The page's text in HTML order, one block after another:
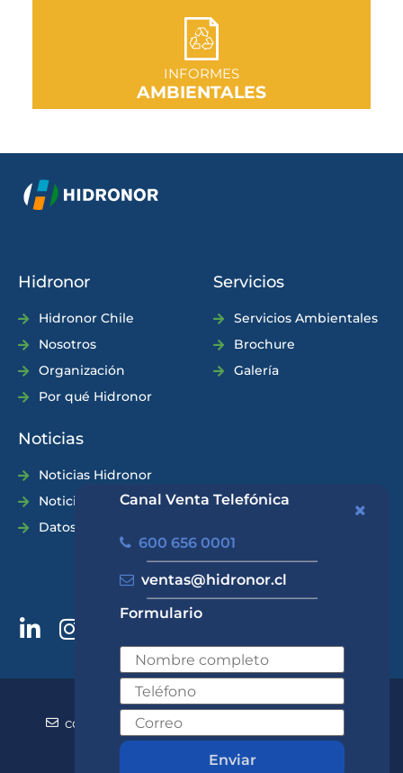
Canal Venta Telefónica
600 656 0001
ventas@hidronor.cl
Formulario
Enviar
INFORMES
AMBIENTALES
IR A SECCIÓN
Hidronor
Hidronor Chile
Nosotros
Organización
Por qué Hidronor
Servicios
Servicios Ambientales
Brochure
Galería
Noticias
Noticias Hidronor
Noticias Industria
Datos Prácticos
600 656 0001
+562 2570 5700
contacto@hidronor.cl